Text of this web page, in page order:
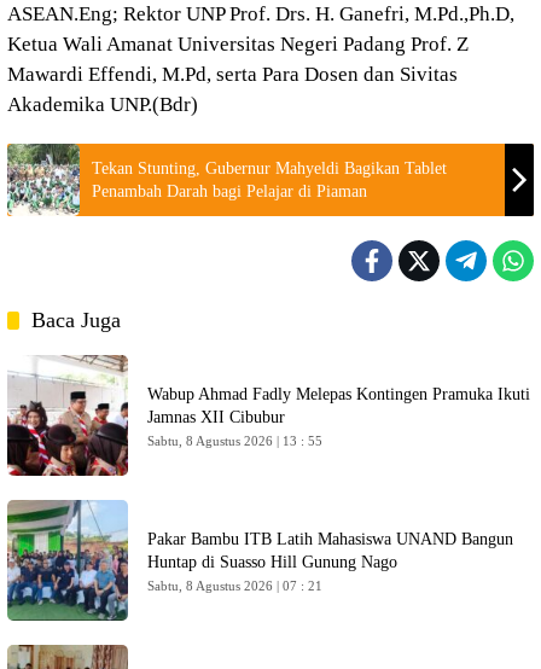
ASEAN.Eng; Rektor UNP Prof. Drs. H. Ganefri, M.Pd.,Ph.D,
Ketua Wali Amanat Universitas Negeri Padang Prof. Z
Mawardi Effendi, M.Pd, serta Para Dosen dan Sivitas
Akademika UNP.(Bdr)
Tekan Stunting, Gubernur Mahyeldi Bagikan Tablet
Penambah Darah bagi Pelajar di Piaman
Baca Juga
Wabup Ahmad Fadly Melepas Kontingen Pramuka Ikuti
Jamnas XII Cibubur
Sabtu, 8 Agustus 2026 | 13 : 55
Pakar Bambu ITB Latih Mahasiswa UNAND Bangun
Huntap di Suasso Hill Gunung Nago
Sabtu, 8 Agustus 2026 | 07 : 21